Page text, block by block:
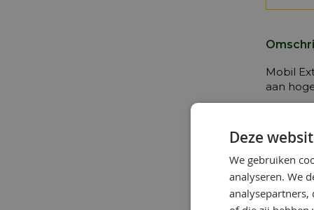
Mobil
aan
API
ISO-
JASO
Deze
We gebruiken
analyseren. We